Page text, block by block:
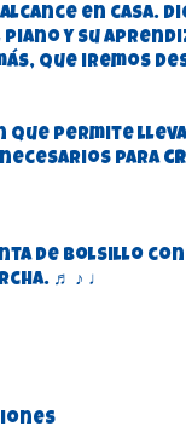
en casa.
y su
que iremos
que permite
para
de bolsillo
♬ ♪ ♩